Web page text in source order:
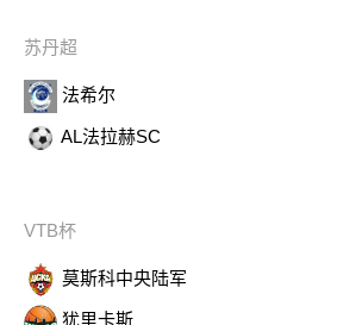
苏丹超
法希尔
AL法拉赫SC
VTB杯
莫斯科中央陆军
犹里卡斯